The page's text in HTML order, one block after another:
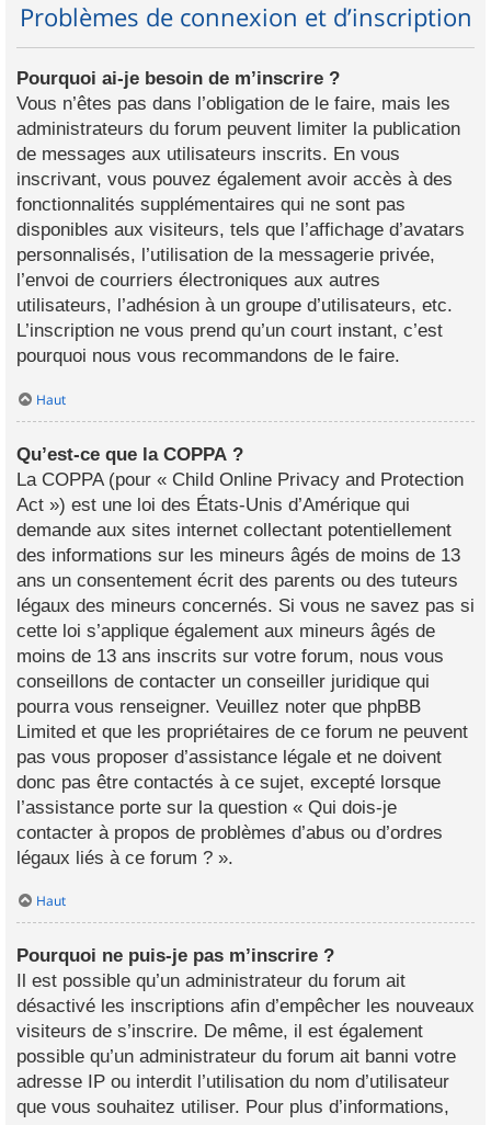
Problèmes de connexion et d’inscription
Pourquoi ai-je besoin de m’inscrire ?
Vous n’êtes pas dans l’obligation de le faire, mais les
administrateurs du forum peuvent limiter la publication
de messages aux utilisateurs inscrits. En vous
inscrivant, vous pouvez également avoir accès à des
fonctionnalités supplémentaires qui ne sont pas
disponibles aux visiteurs, tels que l’affichage d’avatars
personnalisés, l’utilisation de la messagerie privée,
l’envoi de courriers électroniques aux autres
utilisateurs, l’adhésion à un groupe d’utilisateurs, etc.
L’inscription ne vous prend qu’un court instant, c’est
pourquoi nous vous recommandons de le faire.
Haut
Qu’est-ce que la COPPA ?
La COPPA (pour « Child Online Privacy and Protection
Act ») est une loi des États-Unis d’Amérique qui
demande aux sites internet collectant potentiellement
des informations sur les mineurs âgés de moins de 13
ans un consentement écrit des parents ou des tuteurs
légaux des mineurs concernés. Si vous ne savez pas si
cette loi s’applique également aux mineurs âgés de
moins de 13 ans inscrits sur votre forum, nous vous
conseillons de contacter un conseiller juridique qui
pourra vous renseigner. Veuillez noter que phpBB
Limited et que les propriétaires de ce forum ne peuvent
pas vous proposer d’assistance légale et ne doivent
donc pas être contactés à ce sujet, excepté lorsque
l’assistance porte sur la question « Qui dois-je
contacter à propos de problèmes d’abus ou d’ordres
légaux liés à ce forum ? ».
Haut
Pourquoi ne puis-je pas m’inscrire ?
Il est possible qu’un administrateur du forum ait
désactivé les inscriptions afin d’empêcher les nouveaux
visiteurs de s’inscrire. De même, il est également
possible qu’un administrateur du forum ait banni votre
adresse IP ou interdit l’utilisation du nom d’utilisateur
que vous souhaitez utiliser. Pour plus d’informations,